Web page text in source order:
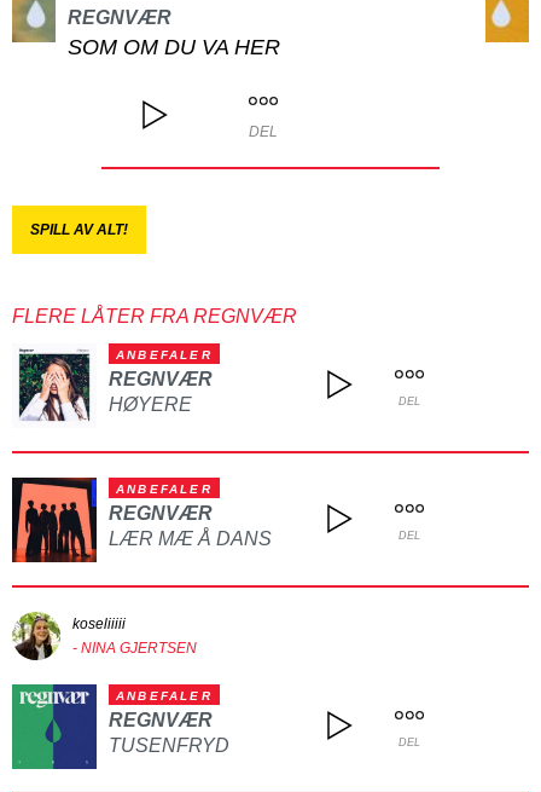
REGNVÆR
SOM OM DU VA HER
DEL
SPILL AV ALT!
FLERE LÅTER FRA REGNVÆR
ANBEFALER
REGNVÆR
HØYERE
DEL
ANBEFALER
REGNVÆR
LÆR MÆ Å DANS
DEL
koseliiiii
- NINA GJERTSEN
ANBEFALER
REGNVÆR
TUSENFRYD
DEL